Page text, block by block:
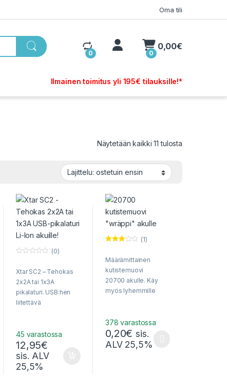
Oma tili
0
My Account
0
0,00€
Ilmainen toimitus yli 195€ tilauksille!*
Näytetään kaikki 11 tulosta
u
o
f
5
(0)
Xtar SC2 – Tehokas
2x2A tai 1x3A
pikalaturi. USB:hen
liitettävä
akun älylaturi –
maksimi jopa 3A
latausvirta
käytettäessä sopivaa
45 varastossa
12,95€
sis. ALV
25,5%
tuottee
3.00/ 5
(1)
Määrämittainen
kutistemuovi
20700 akulle. Käy
myös lyhemmille
378 varastossa
0,20€ sis.
ALV 25,5%
Tällä tuotteella on useampi